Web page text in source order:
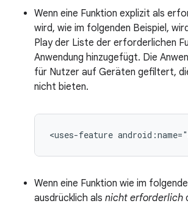
Wenn eine Funktion explizit als
wird, wie im folgenden Beispiel,
Play der Liste der erforderlichen
Anwendung hinzugefügt. Die
für Nutzer auf Geräten gefiltert,
nicht bieten.
<uses-feature
Wenn eine Funktion wie im
ausdrücklich als nicht erforderlich